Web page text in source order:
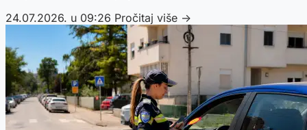
24.07.2026. u 09:26 Pročitaj više →